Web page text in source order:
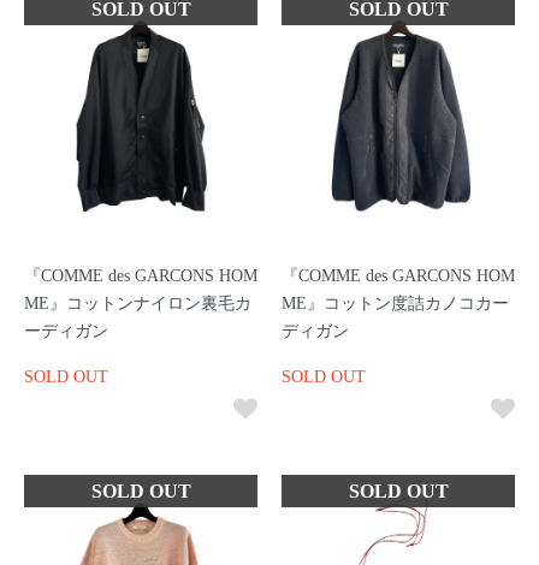
『COMME des GARCONS HOM
ME』コットンナイロン裏毛カ
ーディガン
SOLD OUT
『COMME des GARCONS HOM
ME』コットン度詰カノコカー
ディガン
SOLD OUT